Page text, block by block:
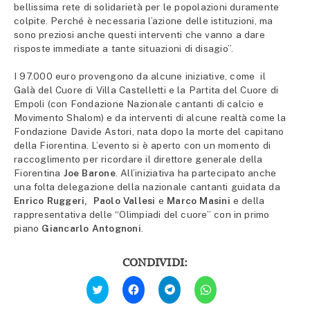
bellissima rete di solidarietà per le popolazioni duramente
colpite. Perché è necessaria l’azione delle istituzioni, ma
sono preziosi anche questi interventi che vanno a dare
risposte immediate a tante situazioni di disagio”.
I 97.000 euro provengono da alcune iniziative, come il
Galà del Cuore di Villa Castelletti e la Partita del Cuore di
Empoli (con Fondazione Nazionale cantanti di calcio e
Movimento Shalom) e da interventi di alcune realtà come la
Fondazione Davide Astori, nata dopo la morte del capitano
della Fiorentina. L’evento si è aperto con un momento di
raccoglimento per ricordare il direttore generale della
Fiorentina Joe Barone. All’iniziativa ha partecipato anche
una folta delegazione della nazionale cantanti guidata da
Enrico Ruggeri, Paolo Vallesi e Marco Masini e della
rappresentativa delle “Olimpiadi del cuore” con in primo
piano Giancarlo Antognoni
CONDIVIDI:
Fai
clic
qui
Fai
clic
per
condividere
Fai
clic
per
condividere
Fai
clic
per